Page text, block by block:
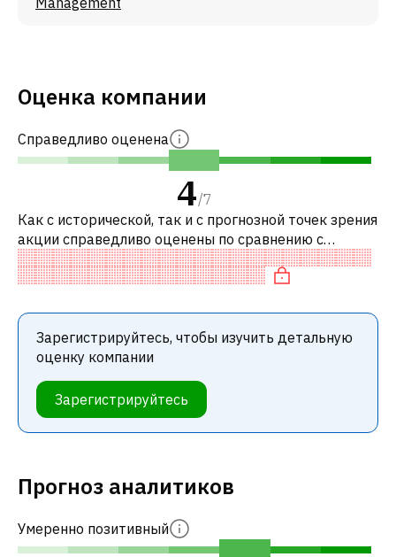
Оценка компании
Справедливо оценена
4/7
Как с исторической, так и с прогнозной точек зрения
акции справедливо оценены по сравнению с
аналогичными акциями. В частности, акция
компании переоценена по P/E, справед
Зарегистрируйтесь, чтобы изучить детальную
оценку компании
Зарегистрируйтесь
Прогноз аналитиков
Умеренно позитивный